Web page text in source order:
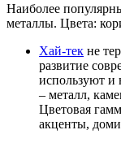
Наиболее
металлы. Цвета:
Хай-тек не
развитие
используют и
– металл,
Цветовая
акценты,